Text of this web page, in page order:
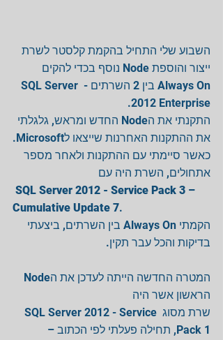
השבוע שלי התחיל בהקמת קלסטר לשרת
ייצור והוספת Node נוסף בכדי להקים
Always On בין 2 השרתים - SQL Server
2012 Enterprise.
התקנתי את הNode החדש ומראש, גלגלתי
את ההתקנות האחרנות שייצאו לMicrosoft.
כאשר סיימתי עם ההתקנות ולאחר מספר
אתחולים, השרת היה עם
SQL Server 2012 - Service Pack 3 –
Cumulative Update 7.
הקמתי Always On בין השרתים, ביצעתי
בדיקות והכל עבר תקין.
הראשון אשר היה
שרת מסוג SQL Server 2012 - Service
Pack 1, תחילה פעלתי לפי הכתוב –